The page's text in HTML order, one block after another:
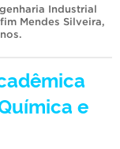
Industrial
Mendes Silveira,
.
e